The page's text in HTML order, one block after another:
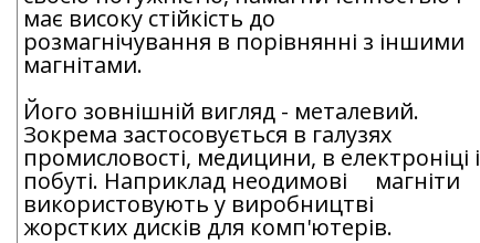
має високу стійкість до
розмагнічування в порівнянні з іншими
магнітами.
Його зовнішній вигляд - металевий.
Зокрема застосовується в галузях
промисловості, медицини, в електроніці і
побуті. Наприклад неодимові магніти
використовують у виробництві
жорстких дисків для комп'ютерів.